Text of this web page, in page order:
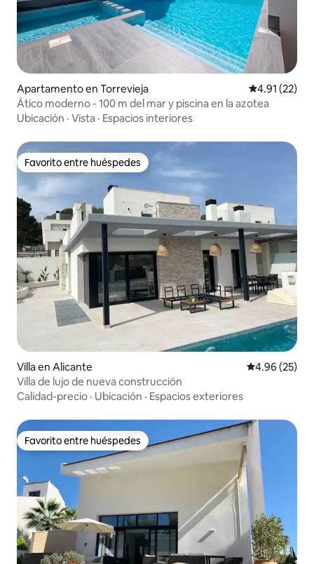
Apartamento en Torrevieja Calificación
4.91 (22)
Ático moderno - 100 m del mar y piscina en la azotea
Ubicación · Vista · Espacios interiores
Favorito entre huéspedes
Favorito entre huéspedes
Villa en Alicante Calificación
4.96 (25)
Villa de lujo de nueva construcción
Calidad-precio · Ubicación · Espacios exteriores
Favorito entre huéspedes
Favorito entre huéspedes